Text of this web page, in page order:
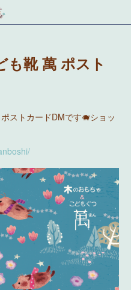
も靴 萬 ポスト
ストカードDMです🐗ショッ